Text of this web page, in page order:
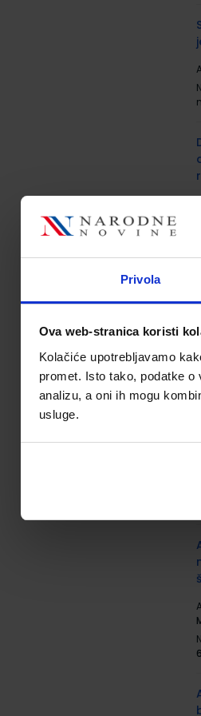
Privola
Ova web-stranica koristi
Kolačiće upotrebljavamo
promet. Isto tako, podatke
analizu, a oni ih mogu
usluge.